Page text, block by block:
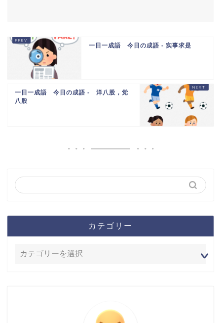
一日一成語 今日の成語 - 实事求是
一日一成語 今日の成語 - 洋八股，党
八股
カテゴリー